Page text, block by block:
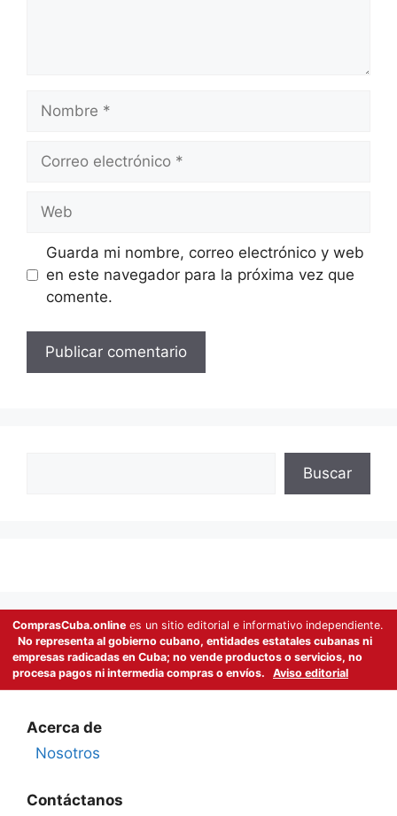
Nombre
Correo
Web
Guarda mi nombre, correo electrónico y web
en este navegador para la próxima vez que
comente.
Buscar
ComprasCuba.online es un sitio editorial e informativo independiente.
No representa al gobierno cubano, entidades estatales cubanas ni
empresas radicadas en Cuba; no vende productos o servicios, no
procesa pagos ni intermedia compras o envíos.
Aviso editorial
Acerca de
Nosotros
Contáctanos